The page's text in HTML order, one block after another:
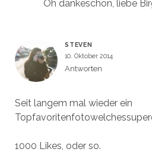
Oh dankeschön, liebe
STEVEN
10. Oktober 2014
Antworten
Seit langem mal wieder ein
1000 Likes, oder so.